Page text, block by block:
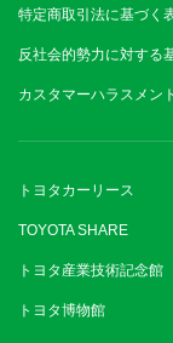
特定商取引法に基づく
反社会的勢力に対する
カスタマーハラスメン
トヨタカーリース
TOYOTA SHARE
トヨタ産業技術記念館
トヨタ博物館